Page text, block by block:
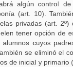
algún control de
(art. 10).
privadas (art. 2º)
tener opción de
cuyos
se eliminó el
de inicial y primario